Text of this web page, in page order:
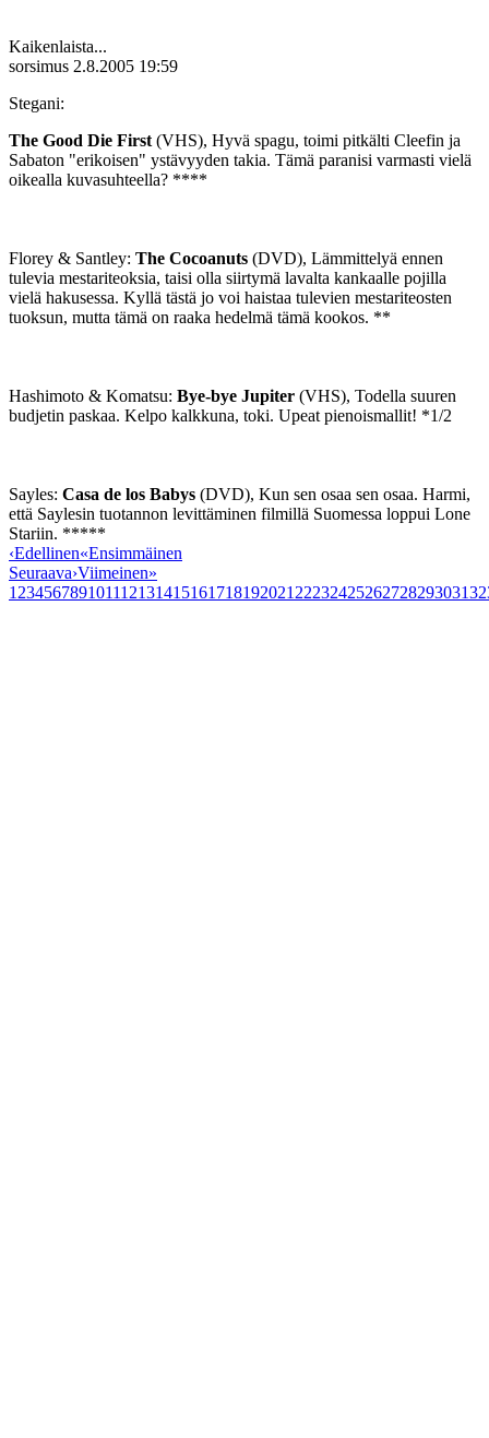
Kaikenlaista...
sorsimus 2.8.2005 19:59
Stegani:
The Good Die First (VHS), Hyvä spagu, toimi pitkälti Cleefin ja
Sabaton "erikoisen" ystävyyden takia. Tämä paranisi varmasti vielä
oikealla kuvasuhteella? ****
Florey & Santley: The Cocoanuts (DVD), Lämmittelyä ennen
tulevia mestariteoksia, taisi olla siirtymä lavalta kankaalle pojilla
vielä hakusessa. Kyllä tästä jo voi haistaa tulevien mestariteosten
tuoksun, mutta tämä on raaka hedelmä tämä kookos. **
Hashimoto & Komatsu: Bye-bye Jupiter (VHS), Todella suuren
budjetin paskaa. Kelpo kalkkuna, toki. Upeat pienoismallit! *1/2
Sayles: Casa de los Babys (DVD), Kun sen osaa sen osaa. Harmi,
että Saylesin tuotannon levittäminen filmillä Suomessa loppui Lone
Stariin. *****
‹Edellinen«Ensimmäinen
Seuraava›Viimeinen»
1 23456789101112131415161718192021 2223242526272829303132